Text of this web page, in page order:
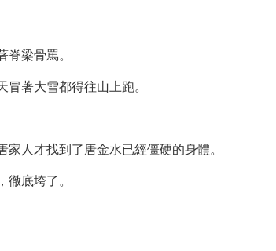
梁骨罵。
著大雪都得往山上跑。
人才找到了唐金水已經僵硬的身體。
底垮了。